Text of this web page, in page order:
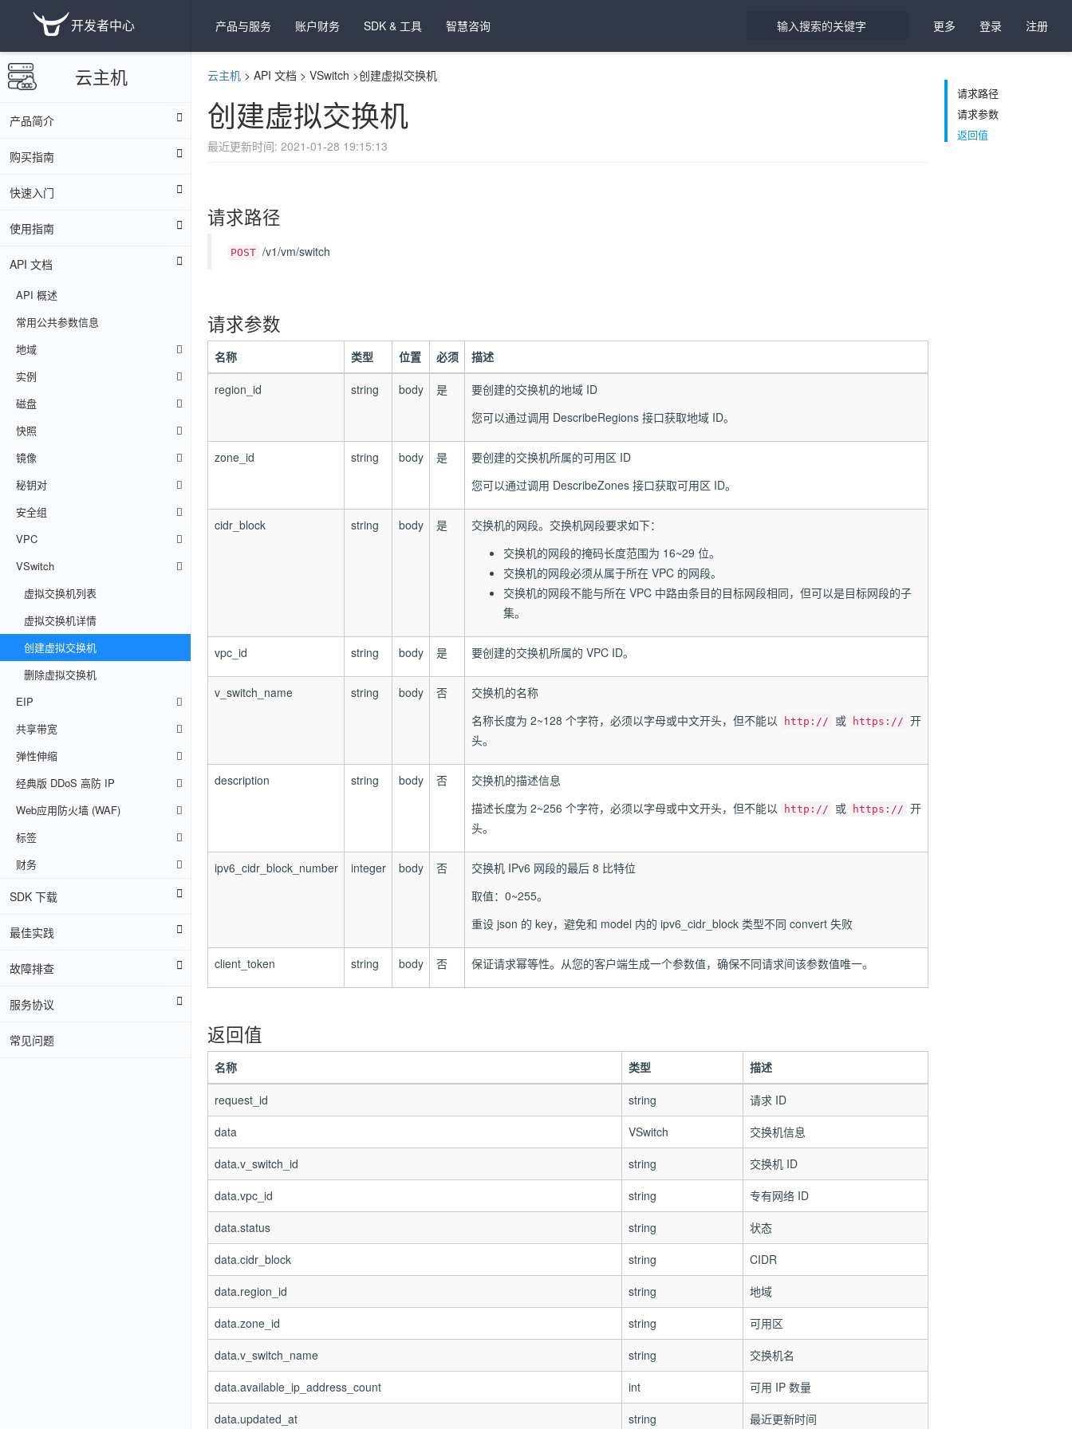
开发者中心 产品与服务 账户财务 SDK & 工具 智慧咨询 更多 登录 注册
云主机
产品简介
购买指南
快速入门
使用指南
API 文档
API 概述
常用公共参数信息
地域
实例
磁盘
快照
镜像
秘钥对
安全组
VPC
VSwitch
虚拟交换机列表
虚拟交换机详情
创建虚拟交换机
删除虚拟交换机
EIP
共享带宽
弹性伸缩
经典版 DDoS 高防 IP
Web应用防火墙 (WAF)
标签
财务
SDK 下载
最佳实践
故障排查
服务协议
常见问题
云主机 > API 文档 > VSwitch >创建虚拟交换机
创建虚拟交换机
最近更新时间: 2021-01-28 19:15:13
请求路径
POST /v1/vm/switch
请求参数
名称 类型 位置 必须 描述
region_id string body 是
要创建的交换机的地域 ID
您可以通过调用 DescribeRegions 接口获取地域 ID。
zone_id string body 是
要创建的交换机所属的可用区 ID
您可以通过调用 DescribeZones 接口获取可用区 ID。
cidr_block string body 是
交换机的网段。交换机网段要求如下：
交换机的网段的掩码长度范围为 16~29 位。
交换机的网段必须从属于所在 VPC 的网段。
交换机的网段不能与所在 VPC 中路由条目的目标网段相同，但可以是目标网段的子
集。
vpc_id string body 是 要创建的交换机所属的 VPC ID。
v_switch_name string body 否
交换机的名称
名称长度为 2~128 个字符，必须以字母或中文开头，但不能以
http:// 或 https:// 开
头。
description string body 否
交换机的描述信息
描述长度为 2~256 个字符，必须以字母或中文开头，但不能以
http:// 或 https:// 开
头。
ipv6_cidr_block_number integer body 否
交换机 IPv6 网段的最后 8 比特位
取值：0~255。
重设 json 的 key，避免和 model 内的 ipv6_cidr_block 类型不同 convert 失败
client_token string body 否 保证请求幂等性。从您的客户端生成一个参数值，确保不同请求间该参数值唯一。
返回值
名称 类型 描述
request_id string
请求 ID
data
VSwitch
交换机信息
data.v_switch_id
string
交换机 ID
data.vpc_id
string
专有网络 ID
data.status
string
状态
data.cidr_block
string
CIDR
data.region_id
string
地域
data.zone_id
string
可用区
data.v_switch_name
string
交换机名
data.available_ip_address_count
int
可用 IP 数量
data.updated_at
string 最近更新时间
请求路径
请求参数
返回值